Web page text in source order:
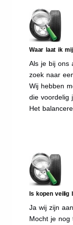
Waar laat ik
Als je bij ons
zoek naar
Wij hebben
die voordelig
Het
Is kopen veilig
Ja wij zijn
Mocht je nog